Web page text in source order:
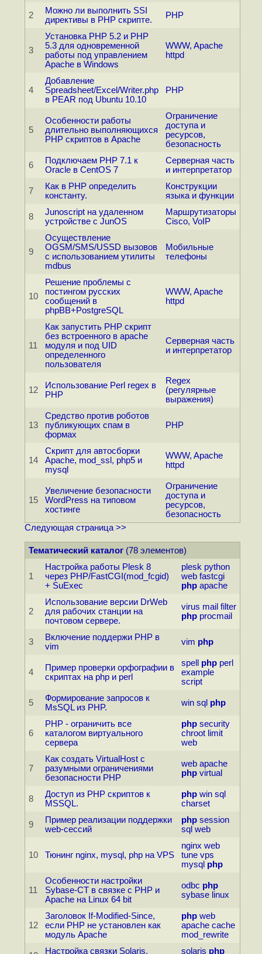
2
Можно ли выполнить SSI
директивы в PHP скрипте.
PHP
3
Установка PHP 5.2 и PHP
5.3 для одновременной
работы под управлением
Apache в Windows
WWW, Apache
httpd
4
Добавление
Spreadsheet/Excel/Writer.php
в PEAR под Ubuntu 10.10
PHP
5
Особенности работы
длительно выполняющихся
PHP скриптов в Apache
Ограничение
доступа и
ресурсов,
безопасность
6
Подключаем PHP 7.1 к
Oracle в CentOS 7
Серверная часть
и интерпретатор
7
Как в PHP определить
константу.
Конструкции
языка и функции
8
Junoscript на удаленном
устройстве c JunOS
Маршрутизаторы
Cisco, VoIP
9
Осуществление
ОGSM/SMS/USSD вызовов
с использованием утилиты
mdbus
Мобильные
телефоны
10
Решение проблемы с
постингом русских
сообщений в
phpBB+PostgreSQL
WWW, Apache
httpd
11
Как запустить PHP скрипт
без встроенного в apache
модуля и под UID
определенного
пользователя
Серверная часть
и интерпретатор
12
Использование Perl regex в
PHP
Regex
(регулярные
выражения)
13
Средство против роботов
публикующих спам в
формах
PHP
14
Скрипт для автосборки
Apache, mod_ssl, php5 и
mysql
WWW, Apache
httpd
15
Увеличение безопасности
WordPress на типовом
хостинге
Ограничение
доступа и
ресурсов,
безопасность
Следующая страница >>
Тематический каталог (78 элементов)
1
Настройка работы Plesk 8
через PHP/FastCGI(mod_fcgid)
+ SuExec
plesk python
web fastcgi
php apache
2
Использование версии DrWeb
для рабочих станции на
почтовом сервере.
virus mail filter
php procmail
3
Включение поддержи PHP в
vim
vim php
4
Пример проверки орфографии в
скриптах на php и perl
spell php perl
example
script
5
Формирование запросов к
MsSQL из PHP.
win sql php
6
PHP - ограничить все
каталогом виртуального
сервера
php security
chroot limit
web
7
Как создать VirtualHost с
разумными ограничениями
безопасности PHP
web apache
php virtual
8
Доступ из PHP скриптов к
MSSQL.
php win sql
charset
9
Пример реализации поддержки
web-сессий
php session
sql web
10 Тюнинг nginx, mysql, php на VPS
nginx web
tune vps
mysql php
11
Особенности настройки
Sybase-CT в связке с PHP и
Apache на Linux 64 bit
odbc php
sybase linux
12
Заголовок If-Modified-Since,
если PHP не установлен как
модуль Apache
php web
apache cache
mod_rewrite
Настройка связки Solaris, solaris php